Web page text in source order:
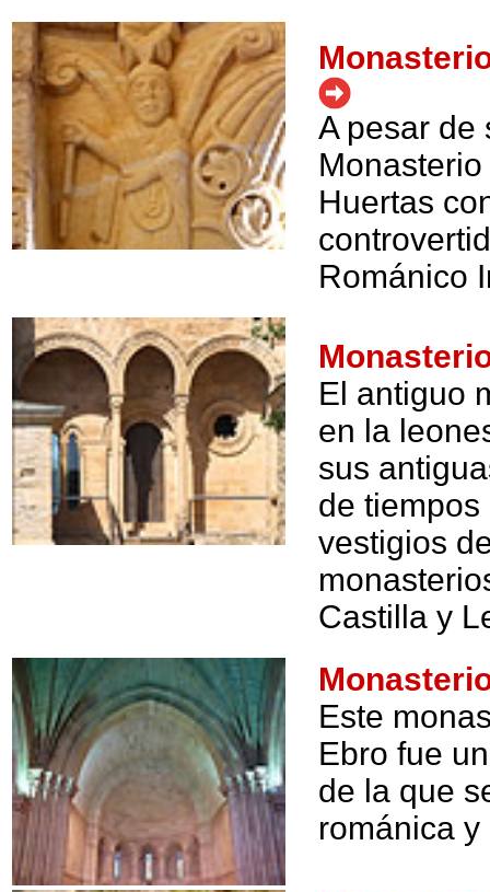
A pesar de
Huertas
Románico
El antiguo
en la
sus
de
vestigios
Castilla y
Este
Ebro fue
de la que
románica y